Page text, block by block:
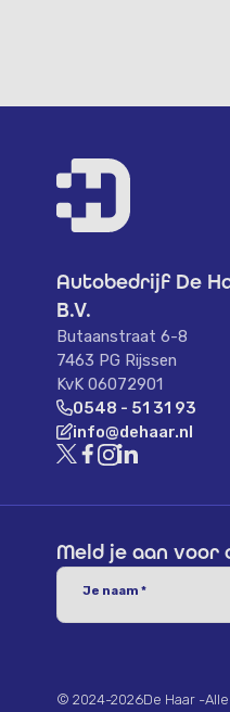
Autobedrijf De
B.V.
Butaanstraat 6-8
7463 PG Rijssen
KvK 06072901
0548 - 51 31 93
info@dehaar.nl
Meld je aan voor
Je naam *
© 2024-2026De Haar -